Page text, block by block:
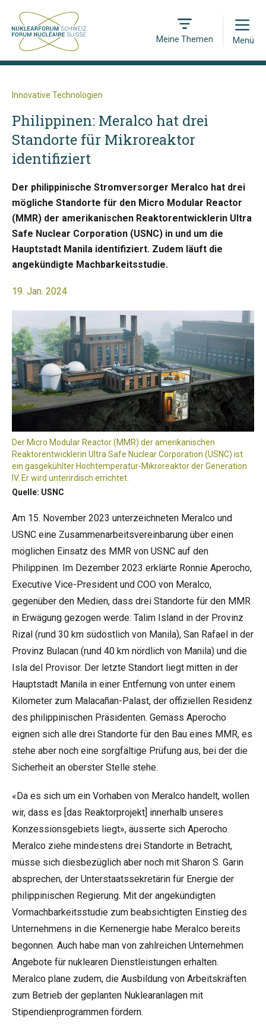
Meine Themen
Open
Menü
Innovative Technologien
Philippinen: Meralco hat drei
Standorte für Mikroreaktor
identifiziert
Der philippinische Stromversorger Meralco hat drei
mögliche Standorte für den Micro Modular Reactor
(MMR) der amerikanischen Reaktorentwicklerin Ultra
Safe Nuclear Corporation (USNC) in und um die
Hauptstadt Manila identifiziert. Zudem läuft die
angekündigte Machbarkeitsstudie.
19. Jan. 2024
Der Micro Modular Reactor (MMR) der amerikanischen
Reaktorentwicklerin Ultra Safe Nuclear Corporation (USNC) ist
ein gasgekühlter Hochtemperatur-Mikroreaktor der Generation
IV. Er wird unterirdisch errichtet.
Quelle: USNC
Am 15. November 2023 unterzeichneten Meralco und
USNC eine Zusammenarbeitsvereinbarung über einen
möglichen Einsatz des MMR von USNC auf den
Philippinen. Im Dezember 2023 erklärte Ronnie Aperocho,
Executive Vice-President und COO von Meralco,
gegenüber den Medien, dass drei Standorte für den MMR
in Erwägung gezogen werde: Talim Island in der Provinz
Rizal (rund 30 km südöstlich von Manila), San Rafael in der
Provinz Bulacan (rund 40 km nördlich von Manila) und die
Isla del Provisor. Der letzte Standort liegt mitten in der
Hauptstadt Manila in einer Entfernung von unter einem
Kilometer zum Malacañan-Palast, der offiziellen Residenz
des philippinischen Präsidenten. Gemäss Aperocho
eignen sich alle drei Standorte für den Bau eines MMR, es
stehe aber noch eine sorgfältige Prüfung aus, bei der die
Sicherheit an oberster Stelle stehe.
«Da es sich um ein Vorhaben von Meralco handelt, wollen
wir, dass es [das Reaktorprojekt] innerhalb unseres
Konzessionsgebiets liegt», äusserte sich Aperocho.
Meralco ziehe mindestens drei Standorte in Betracht,
müsse sich diesbezüglich aber noch mit Sharon S. Garin
absprechen, der Unterstaatssekretärin für Energie der
philippinischen Regierung. Mit der angekündigten
Vormachbarkeitsstudie zum beabsichtigten Einstieg des
Unternehmens in die Kernenergie habe Meralco bereits
begonnen. Auch habe man von zahlreichen Unternehmen
Angebote für nuklearen Dienstleistungen erhalten.
Meralco plane zudem, die Ausbildung von Arbeitskräften
zum Betrieb der geplanten Nuklearanlagen mit
Stipendienprogrammen fördern.